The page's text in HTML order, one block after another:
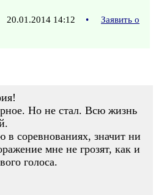
20.01.2014 14:12 •
Заявить о
Но не стал. Всю жизнь
в соревнованиях, значит ни
мне не грозят, как и
голоса.